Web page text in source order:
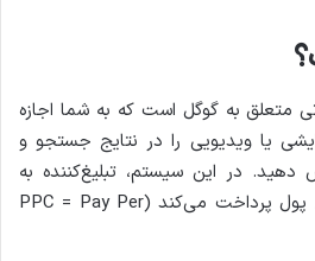
متعلق به گوگل است که به شما اجازه
یا ویدیویی را در نتایج جستجو و
در این سیستم، تبلیغ‌کننده به
ازای هر کلیک روی تبلیغش پول پرداخت می‌کند (PPC = Pay Per